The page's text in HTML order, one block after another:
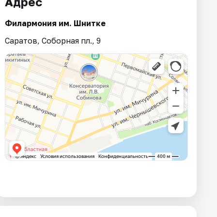
Филармония им. Шнитке
Саратов, Соборная пл., 9